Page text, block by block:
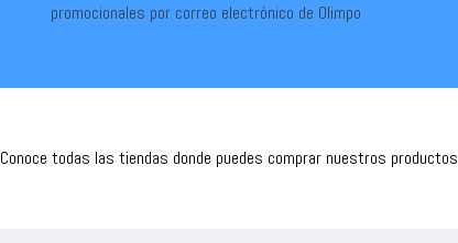
promocionales por correo electrónico de Olimpo
Conoce todas las tiendas donde puedes comprar nuestros productos